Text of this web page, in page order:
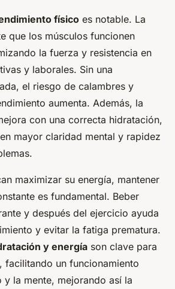
físico es notable. La
que los músculos funcionen
la fuerza y resistencia en
y laborales. Sin una
el riesgo de calambres y
aumenta. Además, la
con una correcta hidratación,
mayor claridad mental y rapidez
maximizar su energía, mantener
es fundamental. Beber
y después del ejercicio ayuda
y evitar la fatiga prematura.
y energía son clave para
facilitando un funcionamiento
la mente, mejorando así la